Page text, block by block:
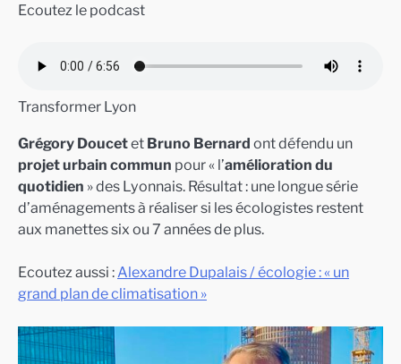
Ecoutez le podcast
Transformer Lyon
Grégory Doucetet Bruno Bernard ont défendu un
projet urbain commun pour « l’amélioration du
quotidien » des Lyonnais. Résultat : une longue série
d’aménagements à réaliser si les écologistes restent
aux manettes six ou 7 années de plus.
Ecoutez aussi :Alexandre Dupalais / écologie : « un
grand plan de climatisation »